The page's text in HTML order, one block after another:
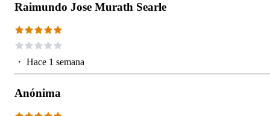
Raimundo Jose Murath Searle
・ Hace 1 semana
Anónima